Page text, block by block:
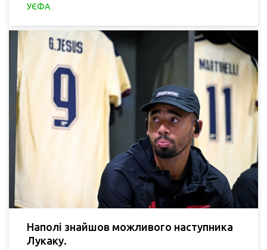
УЄФА
Наполі знайшов можливого наступника
Лукаку.